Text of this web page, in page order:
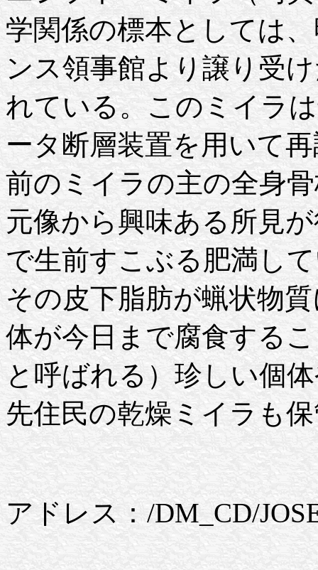
学関係の標本としては
ンス領事館より譲り受
れている。このミイラ
ータ断層装置を用いて
前のミイラの主の全身
元像から興味ある所見
で生前すこぶる肥満し
その皮下脂肪が蝋状物
体が今日まで腐食する
と呼ばれる）珍しい個
先住民の乾燥ミイラも
アドレス：/DM_CD/